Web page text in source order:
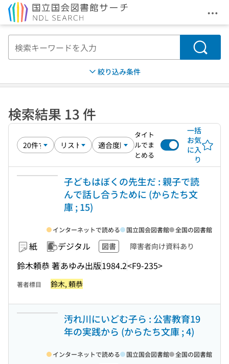
メ
検索
絞り込み条件
検索結果 13 件
タイト
ルでま
とめる
一括
お気
に入
り
子どもはぼくの先生だ : 親子で読
んで話し合うために (からたち文
庫 ; 15)
紙 デジタル 図書 障害者向け資料あり
鈴木頼恭 著あゆみ出版1984.2<F9-235>
インターネットで読める 国立国会図書館 全国の図書館
著者標目 鈴木, 頼恭
汚れ川にいどむ子ら : 公害教育19
年の実践から (からたち文庫 ; 4)
インターネットで読める 国立国会図書館 全国の図書館